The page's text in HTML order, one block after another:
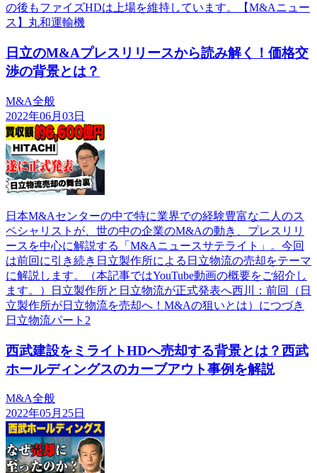
の後もファイズHDは上場を維持しています。【M&Aニュー
ス】丸和運輸機
日立のM&Aプレスリリースから読み解く！価格交
渉の背景とは？
M&A全般
2022年06月03日
日本M&Aセンターの中で特に業界での経験豊富な二人のス
ペシャリストが、世の中の企業のM&Aの動き、プレスリリ
ースを中心に解説する「M&Aニュースサテライト」。今回
は前回に引き続き日立製作所による日立物流の売却をテーマ
に解説します。（本記事ではYouTube動画の概要をご紹介し
ます。）日立製作所と日立物流が正式発表へ西川：前回（日
立製作所が日立物流を売却へ！M&Aの狙いとは）につづき
日立物流パート2
西武建設をミライトHDへ売却する背景とは？西武
ホールディングスのカーブアウト事例を解説
M&A全般
2022年05月25日